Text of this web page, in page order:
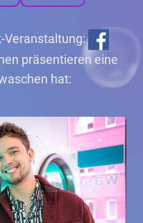
Veranstaltung:
präsentieren eine
hat: